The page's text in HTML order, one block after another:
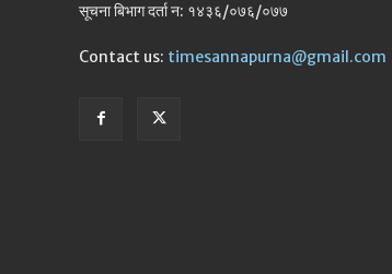
सूचना बिभाग दर्ता न: १४३६/०७६/०७७
Contact us: timesannapurna@gmail.com